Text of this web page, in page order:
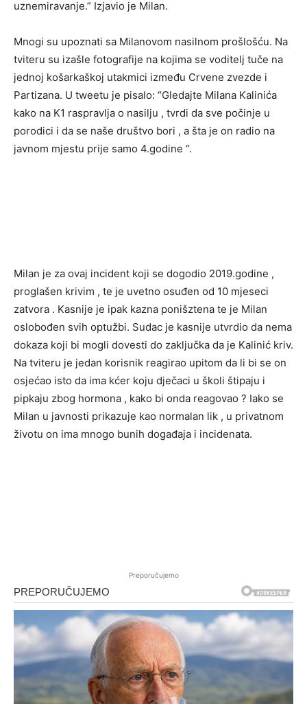
uznemiravanje.” Izjavio je Milan.
Mnogi su upoznati sa Milanovom nasilnom prošlošću. Na
tviteru su izašle fotografije na kojima se voditelj tuče na
jednoj košarkaškoj utakmici između Crvene zvezde i
Partizana. U tweetu je pisalo: “Gledajte Milana Kalinića
kako na K1 raspravlja o nasilju , tvrdi da sve počinje u
porodici i da se naše društvo bori , a šta je on radio na
javnom mjestu prije samo 4.godine “.
Milan je za ovaj incident koji se dogodio 2019.godine ,
proglašen krivim , te je uvetno osuđen od 10 mjeseci
zatvora . Kasnije je ipak kazna ponišztena te je Milan
oslobođen svih optužbi. Sudac je kasnije utvrdio da nema
dokaza koji bi mogli dovesti do zaključka da je Kalinić kriv.
Na tviteru je jedan korisnik reagirao upitom da li bi se on
osjećao isto da ima kćer koju dječaci u školi štipaju i
pipkaju zbog hormona , kako bi onda reagovao ? Iako se
Milan u javnosti prikazuje kao normalan lik , u privatnom
životu on ima mnogo bunih događaja i incidenata.
Preporučujemo